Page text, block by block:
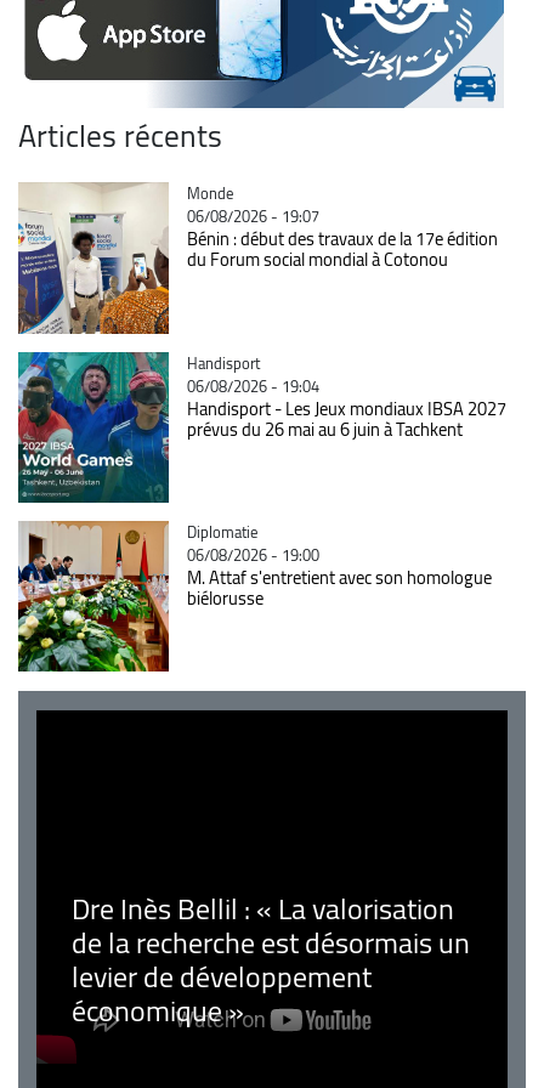
Articles récents
Catégorie
Monde
06/08/2026 - 19:07
Bénin : début des travaux de la 17e édition
du Forum social mondial à Cotonou
Catégorie
Handisport
06/08/2026 - 19:04
Handisport - Les Jeux mondiaux IBSA 2027
prévus du 26 mai au 6 juin à Tachkent
Catégorie
Diplomatie
06/08/2026 - 19:00
M. Attaf s'entretient avec son homologue
biélorusse
Dre Inès Bellil : « La valorisation
de la recherche est désormais un
levier de développement
économique »